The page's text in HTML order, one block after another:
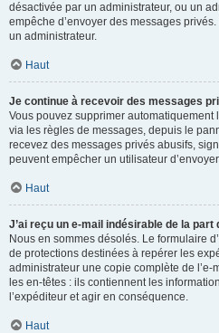
désactivée par un administrateur, ou un
empêche d’envoyer des messages
un administrateur.
Haut
Je continue à recevoir des messages
Vous pouvez supprimer automatiquement
via les règles de messages, depuis le
recevez des messages privés abusifs,
peuvent empêcher un utilisateur
Haut
J’ai reçu un e-mail indésirable de la part
Nous en sommes désolés. Le formulaire
de protections destinées à repérer les
administrateur une copie complète de
les en-têtes : ils contiennent les
l’expéditeur et agir en conséquence.
Haut